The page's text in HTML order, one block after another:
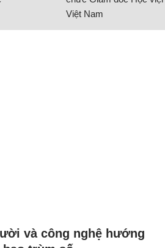
Việt Nam
và công nghệ hướng